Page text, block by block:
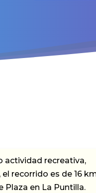
actividad recreativa,
recorrido es de 16
Plaza en La Puntilla.